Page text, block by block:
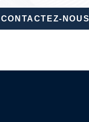
CONTACTEZ-NOUS